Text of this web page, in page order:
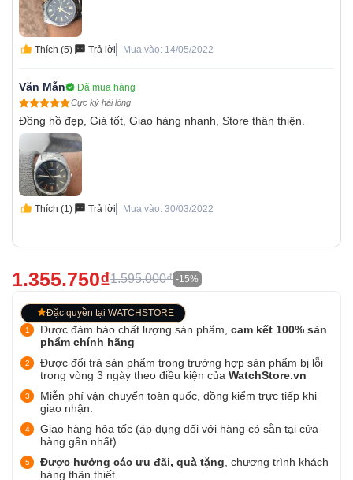
Thích (5) Trả lời Mua vào: 14/05/2022
Văn Mẫn Đã mua hàng
Cực kỳ hài lòng
Đồng hồ đẹp, Giá tốt, Giao hàng nhanh, Store thân thiện.
Thích (1) Trả lời Mua vào: 30/03/2022
1.355.750₫1.595.000₫ -15%
Đặc quyền tại WATCHSTORE
Được đảm bảo chất lượng sản phẩm, cam kết 100% sản
phẩm chính hãng
Được đổi trả sản phẩm trong trường hợp sản phẩm bị lỗi
trong vòng 3 ngày theo điều kiện của WatchStore.vn
Miễn phí vận chuyển toàn quốc, đồng kiểm trực tiếp khi
giao nhận.
Giao hàng hỏa tốc (áp dụng đối với hàng có sẵn tại cửa
hàng gần nhất)
Được hưởng các ưu đãi, quà tặng, chương trình khách
hàng thân thiết.